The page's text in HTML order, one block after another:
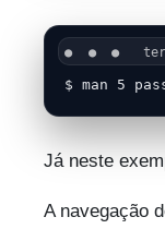
$ man 5
Já neste
A navegação